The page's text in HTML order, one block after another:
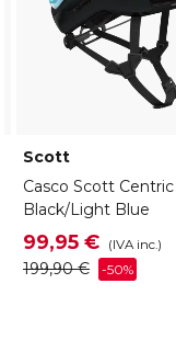
Scott
Casco Scott
Black/Light Blue
99,95 € (IVA inc.)
199,90 € -50%